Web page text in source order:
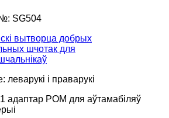
SG504
вытворца добрых
шчотак для
леварукі і праварукі
адаптар POM для аўтамабіляў